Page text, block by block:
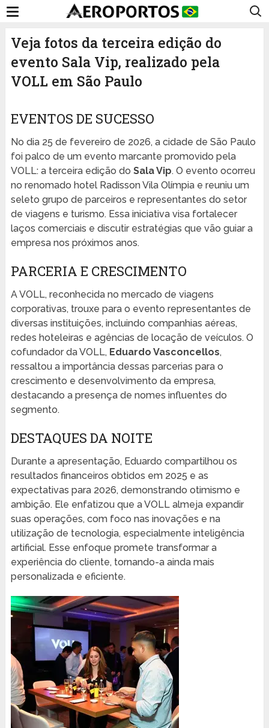
Veja fotos da terceira edição do
evento Sala Vip, realizado pela
VOLL em São Paulo
EVENTOS DE SUCESSO
No dia 25 de fevereiro de 2026, a cidade de São Paulo
foi palco de um evento marcante promovido pela
VOLL: a terceira edição do Sala Vip. O evento ocorreu
no renomado hotel Radisson Vila Olímpia e reuniu um
seleto grupo de parceiros e representantes do setor
de viagens e turismo. Essa iniciativa visa fortalecer
laços comerciais e discutir estratégias que vão guiar a
empresa nos próximos anos.
PARCERIA E CRESCIMENTO
A VOLL, reconhecida no mercado de viagens
corporativas, trouxe para o evento representantes de
diversas instituições, incluindo companhias aéreas,
redes hoteleiras e agências de locação de veículos. O
cofundador da VOLL, Eduardo Vasconcellos,
ressaltou a importância dessas parcerias para o
crescimento e desenvolvimento da empresa,
destacando a presença de nomes influentes do
segmento.
DESTAQUES DA NOITE
Durante a apresentação, Eduardo compartilhou os
resultados financeiros obtidos em 2025 e as
expectativas para 2026, demonstrando otimismo e
ambição. Ele enfatizou que a VOLL almeja expandir
suas operações, com foco nas inovações e na
utilização de tecnologia, especialmente inteligência
artificial. Esse enfoque promete transformar a
experiência do cliente, tornando-a ainda mais
personalizada e eficiente.